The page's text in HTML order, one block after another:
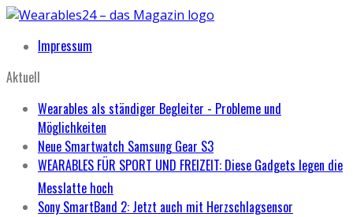
Impressum
Aktuell
Wearables als ständiger Begleiter - Probleme und
Möglichkeiten
Neue Smartwatch Samsung Gear S3
WEARABLES FÜR SPORT UND FREIZEIT: Diese Gadgets legen die
Messlatte hoch
Sony SmartBand 2: Jetzt auch mit Herzschlagsensor